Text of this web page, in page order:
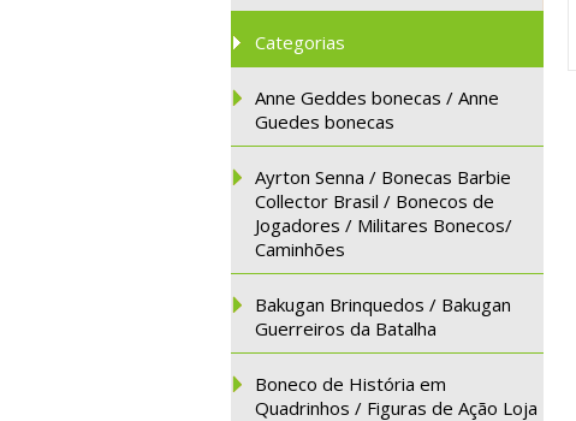
Categorias
Anne Geddes bonecas / Anne
Guedes bonecas
Ayrton Senna / Bonecas Barbie
Collector Brasil / Bonecos de
Jogadores / Militares Bonecos/
Caminhões
Bakugan Brinquedos / Bakugan
Guerreiros da Batalha
Boneco de História em
Quadrinhos / Figuras de Ação Loja